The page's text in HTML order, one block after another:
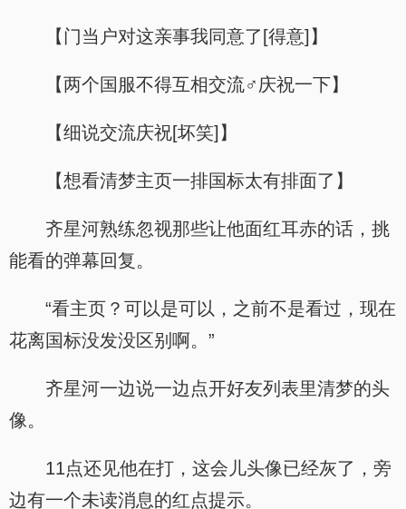
【门当户对这亲事我同意了[得意]】
【两个国服不得互相交流♂庆祝一下】
【细说交流庆祝[坏笑]】
【想看清梦主页一排国标太有排面了】
齐星河熟练忽视那些让他面红耳赤的话，挑
能看的弹幕回复。
“看主页？可以是可以，之前不是看过，现在
花离国标没发没区别啊。”
齐星河一边说一边点开好友列表里清梦的头
像。
11点还见他在打，这会儿头像已经灰了，旁
边有一个未读消息的红点提示。